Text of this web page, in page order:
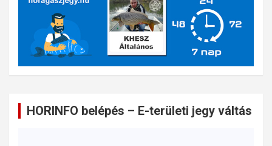
HORINFO belépés – E-területi jegy váltás